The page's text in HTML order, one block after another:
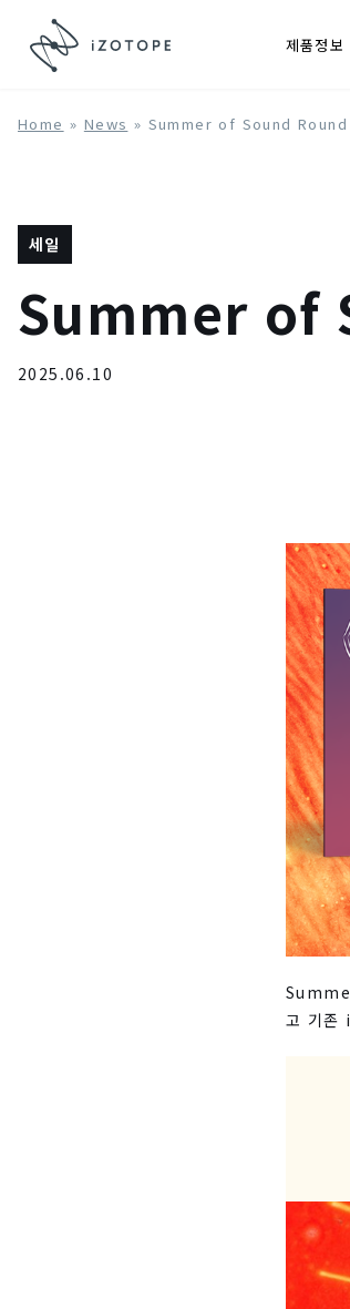
제품정보
Home » News » Summer of Sound Round
세일
Summer of
2025.06.10
고 기존